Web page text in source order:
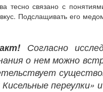
тесно связано с
Подслащивать его
Согласно
о нем можно
переулки»